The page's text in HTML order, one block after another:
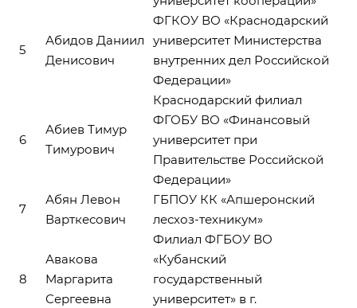
5
Абидов Даниил
Денисович
ФГКОУ ВО «Краснодарский
университет Министерства
внутренних дел Российской
Федерации»
6
Абиев Тимур
Тимурович
Краснодарский филиал
ФГОБУ ВО «Финансовый
университет при
Правительстве Российской
Федерации»
7
Абян Левон
Варткесович
ГБПОУ КК «Апшеронский
лесхоз-техникум»
8
Авакова
Маргарита
Сергеевна
Филиал ФГБОУ ВО
«Кубанский
государственный
университет» в г.